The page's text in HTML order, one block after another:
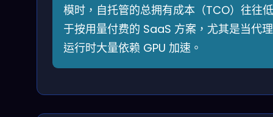
模时，自托管的总拥有成本（TCO）往往低
于按用量付费的 SaaS 方案，尤其是当代理
运行时大量依赖 GPU 加速。